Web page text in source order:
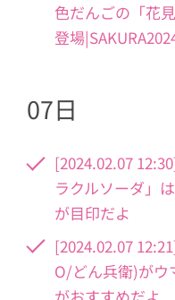
色だんごの「花
登場
07日
[2024.02.07
ラクルソーダ」
が目印だよ
[2024.02.07
O/どん兵衛)がウ